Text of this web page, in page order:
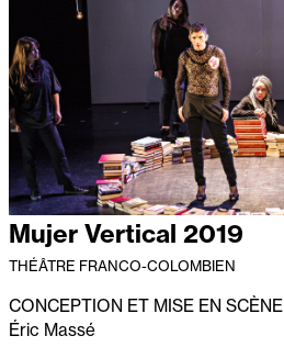
Mujer Vertical 2019
THÉÂTRE FRANCO-COLOMBIEN
CONCEPTION ET MISE EN SCÈNE
Éric Massé